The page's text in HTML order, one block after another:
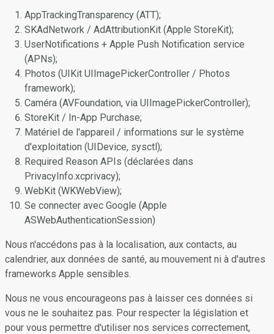
AppTrackingTransparency (ATT);
SKAdNetwork / AdAttributionKit (Apple StoreKit);
UserNotifications + Apple Push Notification service
(APNs);
Photos (UIKit UIImagePickerController / Photos
framework);
Caméra (AVFoundation, via UIImagePickerController);
StoreKit / In-App Purchase;
Matériel de l'appareil / informations sur le système
d'exploitation (UIDevice, sysctl);
Required Reason APIs (déclarées dans
PrivacyInfo.xcprivacy);
WebKit (WKWebView);
Se connecter avec Google (Apple
ASWebAuthenticationSession)
Nous n'accédons pas à la localisation, aux contacts, au
calendrier, aux données de santé, au mouvement ni à d'autres
frameworks Apple sensibles.
Nous ne vous encourageons pas à laisser ces données si
vous ne le souhaitez pas. Pour respecter la législation et
pour vous permettre d'utiliser nos services correctement,